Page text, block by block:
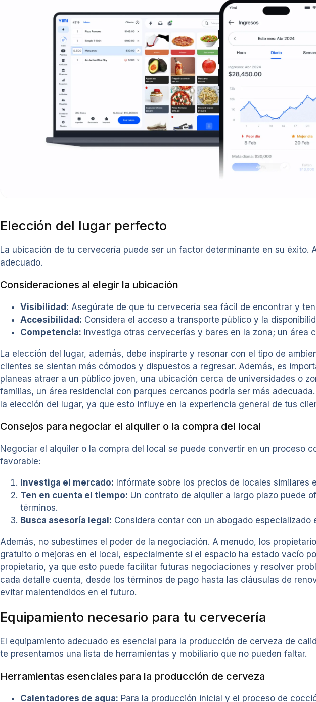
Elección del lugar perfecto
La ubicación de tu cervecería puede ser un factor determinante en su
adecuado.
Consideraciones al elegir la ubicación
Visibilidad: Asegúrate de que tu cervecería sea fácil de encontrar y
Accesibilidad: Considera el acceso a transporte público y la
Competencia: Investiga otras cervecerías y bares en la zona; un área
La elección del lugar, además, debe inspirarte y resonar con el tipo de
clientes se sientan más cómodos y dispuestos a regresar. Además, es
planeas atraer a un público joven, una ubicación cerca de universidades o
familias, un área residencial con parques cercanos podría ser más
la elección del lugar, ya que esto influye en la experiencia general de tus
Consejos para negociar el alquiler o la compra del local
Negociar el alquiler o la compra del local se puede convertir en un proceso
favorable:
Investiga el mercado: Infórmate sobre los precios de locales similares
Ten en cuenta el tiempo: Un contrato de alquiler a largo plazo puede
términos.
Busca asesoría legal: Considera contar con un abogado
Además, no subestimes el poder de la negociación. A menudo, los
gratuito o mejoras en el local, especialmente si el espacio ha estado vacío
propietario, ya que esto puede facilitar futuras negociaciones y resolver
cada detalle cuenta, desde los términos de pago hasta las cláusulas de
evitar malentendidos en el futuro.
Equipamiento necesario para tu cervecería
El equipamiento adecuado es esencial para la producción de cerveza de
te presentamos una lista de herramientas y mobiliario que no pueden faltar.
Herramientas esenciales para la producción de cerveza
Calentadores de agua: Para la producción inicial y el proceso de